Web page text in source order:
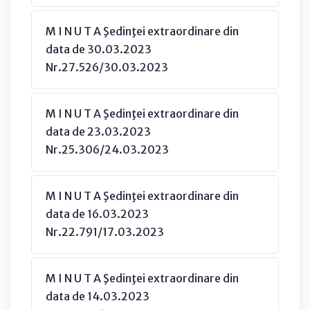
M I N U T A Şedinţei extraordinare din
data de 30.03.2023
Nr.27.526/30.03.2023
M I N U T A Şedinţei extraordinare din
data de 23.03.2023
Nr.25.306/24.03.2023
M I N U T A Şedinţei extraordinare din
data de 16.03.2023
Nr.22.791/17.03.2023
M I N U T A Şedinţei extraordinare din
data de 14.03.2023